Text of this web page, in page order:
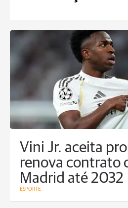
Vini Jr. aceita
renova contrato
Madrid até 2032
ESPORTE